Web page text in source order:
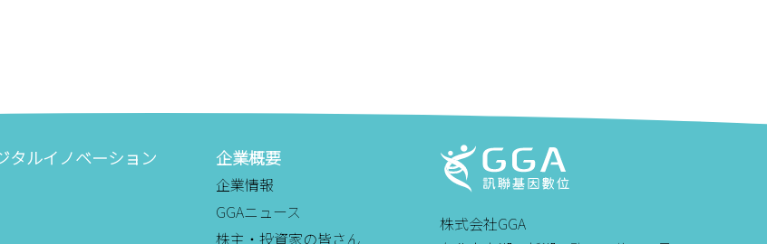
タルイノベーション 企業概要
企業情報
GGAニュース
株主・投資家の皆さん
株式会社GGA